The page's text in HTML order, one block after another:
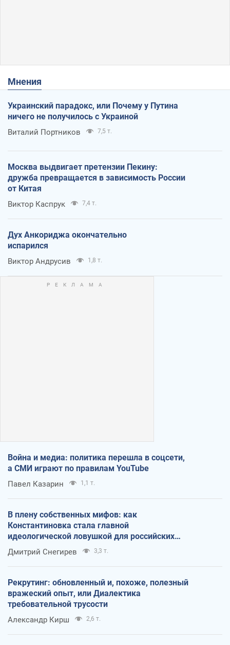
Мнения
Украинский парадокс, или Почему у Путина
ничего не получилось с Украиной
Виталий Портников 7,5 т.
Москва выдвигает претензии Пекину:
дружба превращается в зависимость России
от Китая
Виктор Каспрук 7,4 т.
Дух Анкориджа окончательно
испарился
Виктор Андрусив 1,8 т.
Война и медиа: политика перешла в соцсети,
а СМИ играют по правилам YouTube
Павел Казарин 1,1 т.
В плену собственных мифов: как
Константиновка стала главной
идеологической ловушкой для российских
оккупантов
Дмитрий Снегирев 3,3 т.
Рекрутинг: обновленный и, похоже, полезный
вражеский опыт, или Диалектика
требовательной трусости
Александр Кирш 2,6 т.